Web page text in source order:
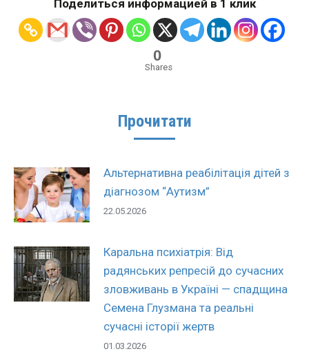
Поделиться информацией в 1 клик
0
Shares
Прочитати
Альтернативна реабілітація дітей з
діагнозом “Аутизм”
22.05.2026
Каральна психіатрія: Від
радянських репресій до сучасних
зловживань в Україні — спадщина
Семена Глузмана та реальні
сучасні історії жертв
01.03.2026